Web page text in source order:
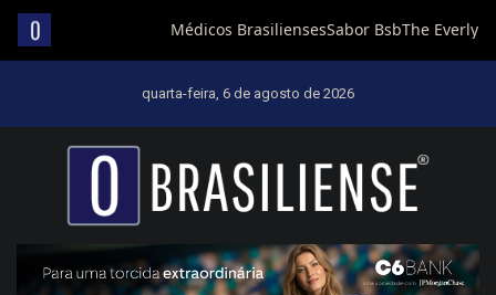
quarta-feira, 6 de agosto de 2026
Um diário de notícias que trabalha por Brasília